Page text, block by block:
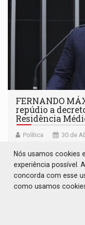
FERNANDO
repúdio a
Residência
Política 30 de
médicas que lutam
Nós usamos cookies
experiência possível.
concorda com esse
como usamos